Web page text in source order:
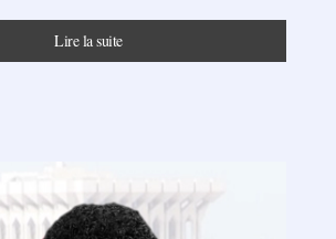
Lire la suite